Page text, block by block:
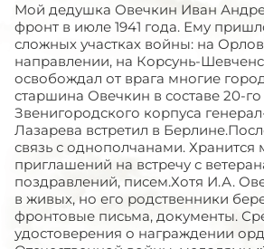
Мой дедушка Овечкин Иван
фронт в июле 1941 года. Ему
сложных участках войны: на
направлении, на Корсунь-
освобождал от врага многие
старшина Овечкин в составе 20-го
Звенигородского корпуса
Лазарева встретил в
связь с однополчанами. Хранится
приглашений на встречу с
поздравлений, писем.Хотя И.А.
в живых, но его родственники
фронтовые письма, документы.
удостоверения о награждении